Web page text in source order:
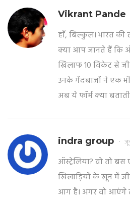
Vikrant Pande
हाँ, बिल्कुल। भारत की
क्या आप जानते हैं कि
खिलाफ 10 विकेट से
उनके गेंदबाजों ने एक
अब ये फॉर्म क्या
indra group
ऑस्ट्रेलिया? वो तो
खिलाड़ियों के खून में
आग है। अगर वो आएंगे